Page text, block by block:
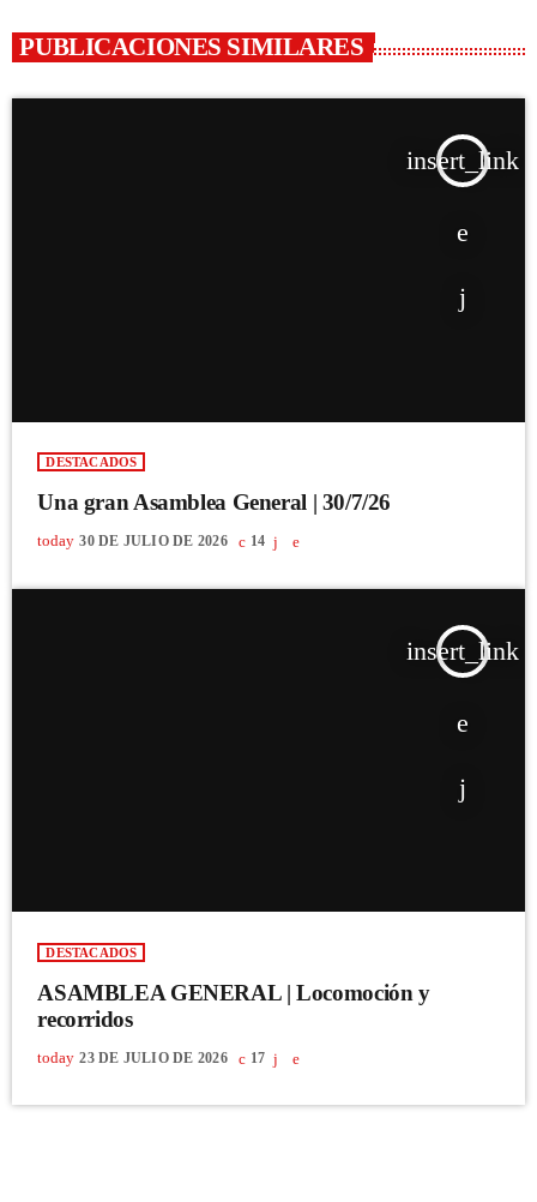
PUBLICACIONES SIMILARES
insert_link
DESTACADOS
Una gran Asamblea General | 30/7/26
today 30 DE JULIO DE 2026 14
insert_link
DESTACADOS
ASAMBLEA GENERAL | Locomoción y
recorridos
today 23 DE JULIO DE 2026 17